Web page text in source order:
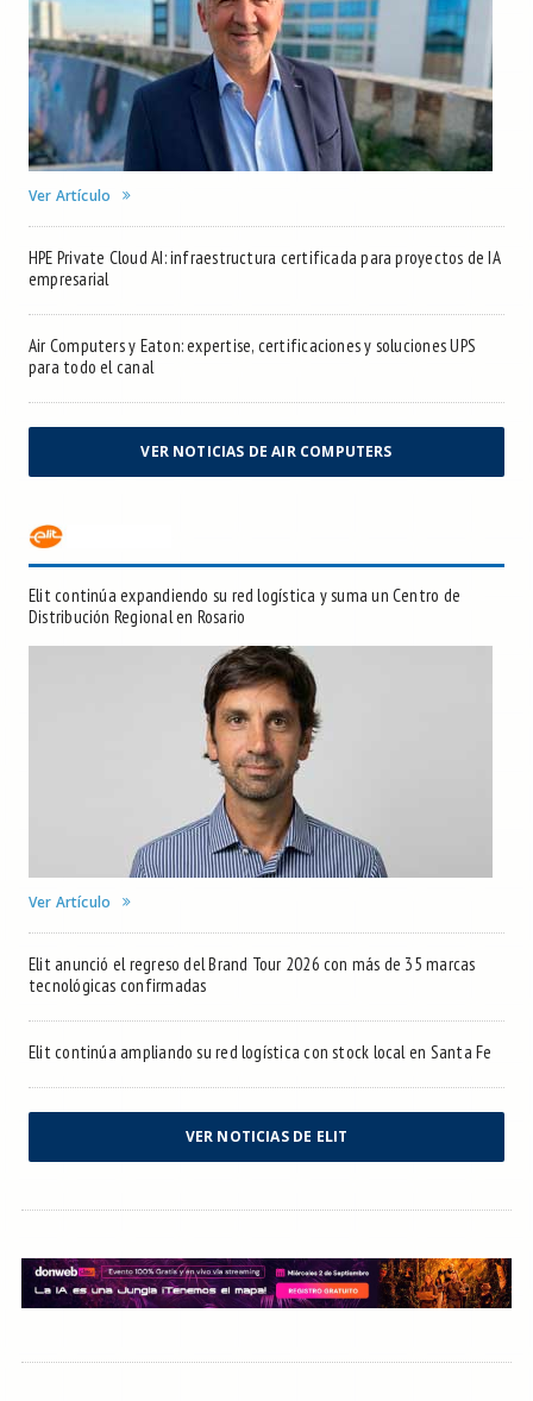
Ver Artículo
HPE Private Cloud AI: infraestructura certificada para proyectos de IA
empresarial
Air Computers y Eaton: expertise, certificaciones y soluciones UPS
para todo el canal
VER NOTICIAS DE AIR COMPUTERS
Elit continúa expandiendo su red logística y suma un Centro de
Distribución Regional en Rosario
Ver Artículo
Elit anunció el regreso del Brand Tour 2026 con más de 35 marcas
tecnológicas confirmadas
Elit continúa ampliando su red logística con stock local en Santa Fe
VER NOTICIAS DE ELIT